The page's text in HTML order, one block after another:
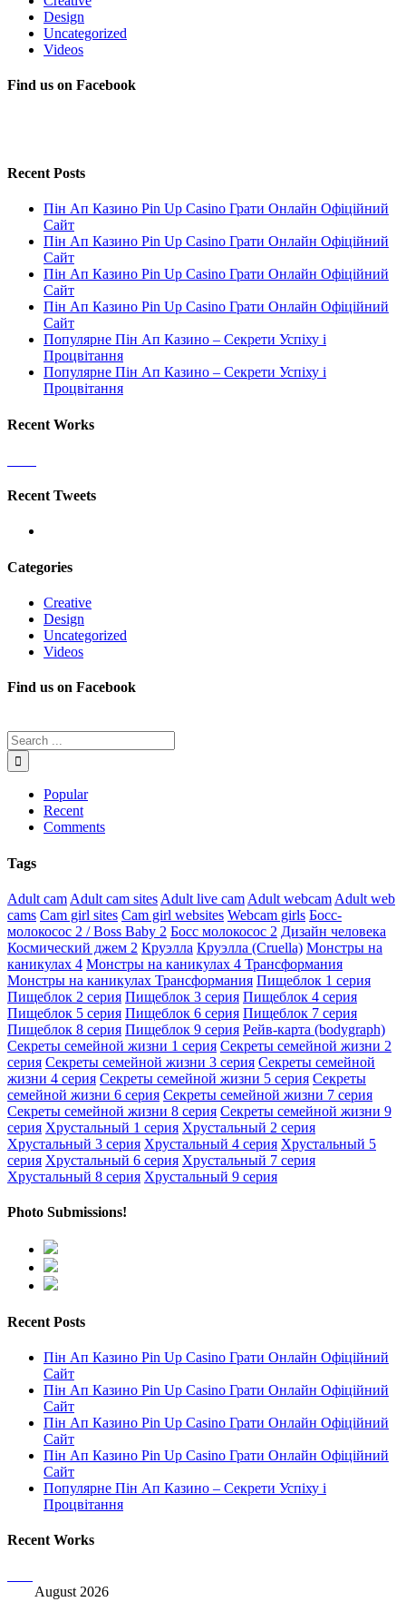
Design
Uncategorized
Videos
Find us on Facebook
Recent Posts
Пін Ап Казино Pin Up Casino Грати Онлайн Офіційний
Сайт
Пін Ап Казино Pin Up Casino Грати Онлайн Офіційний
Сайт
Пін Ап Казино Pin Up Casino Грати Онлайн Офіційний
Сайт
Пін Ап Казино Pin Up Casino Грати Онлайн Офіційний
Сайт
Популярне Пін Ап Казино – Секрети Успіху і
Процвітання
Популярне Пін Ап Казино – Секрети Успіху і
Процвітання
Recent Works
Recent Tweets
Categories
Creative
Design
Uncategorized
Videos
Find us on Facebook
Popular
Recent
Comments
Tags
Adult cam Adult cam sites Adult live cam Adult webcam Adult web
cams Cam girl sites Cam girl websites Webcam girls Босс-
молокосос 2 / Boss Baby 2 Босс молокосос 2 Дизайн человека
Космический джем 2 Круэлла Круэлла (Cruella) Монстры на
каникулах 4 Монстры на каникулах 4 Трансформания
Монстры на каникулах Трансформания Пищеблок 1 серия
Пищеблок 2 серия Пищеблок 3 серия Пищеблок 4 серия
Пищеблок 5 серия Пищеблок 6 серия Пищеблок 7 серия
Пищеблок 8 серия Пищеблок 9 серия Рейв-карта (bodygraph)
Секреты семейной жизни 1 серия Секреты семейной жизни 2
серия Секреты семейной жизни 3 серия Секреты семейной
жизни 4 серия Секреты семейной жизни 5 серия Секреты
семейной жизни 6 серия Секреты семейной жизни 7 серия
Секреты семейной жизни 8 серия Секреты семейной жизни 9
серия Хрустальный 1 серия Хрустальный 2 серия
Хрустальный 3 серия Хрустальный 4 серия Хрустальный 5
серия Хрустальный 6 серия Хрустальный 7 серия
Хрустальный 8 серия Хрустальный 9 серия
Photo Submissions!
Recent Posts
Пін Ап Казино Pin Up Casino Грати Онлайн Офіційний
Сайт
Пін Ап Казино Pin Up Casino Грати Онлайн Офіційний
Сайт
Пін Ап Казино Pin Up Casino Грати Онлайн Офіційний
Сайт
Пін Ап Казино Pin Up Casino Грати Онлайн Офіційний
Сайт
Популярне Пін Ап Казино – Секрети Успіху і
Процвітання
Recent Works
August 2026